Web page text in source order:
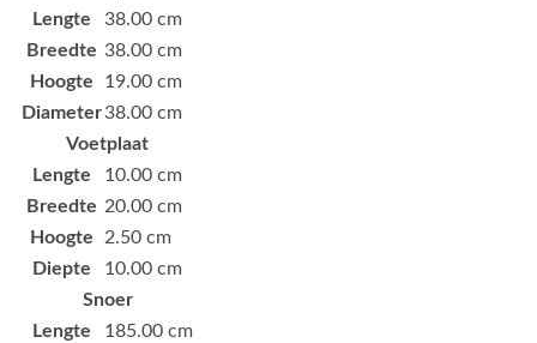
Lengte
38.00 cm
Breedte 38.00 cm
Hoogte
19.00 cm
Diameter38.00 cm
Voetplaat
Lengte
10.00 cm
Breedte 20.00 cm
Hoogte
2.50 cm
Diepte
10.00 cm
Snoer
Lengte
185.00 cm